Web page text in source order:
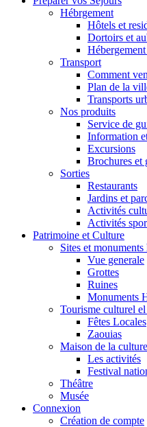
Hébrgement
Hôtels et
Dortoirs et
Transport
Comment
Plan de la
Transports
Nos produits
Service de
Information
Excursions
Brochures et
Sorties
Restaurants
Jardins et
Activités
Activités
Patrimoine et Culture
Sites et
Vue generale
Grottes
Ruines
Monuments
Tourisme culturel
Fêtes Locales
Zaouias
Maison de la culture
Les activités
Festival
Théâtre
Musée
Connexion
Création de compte